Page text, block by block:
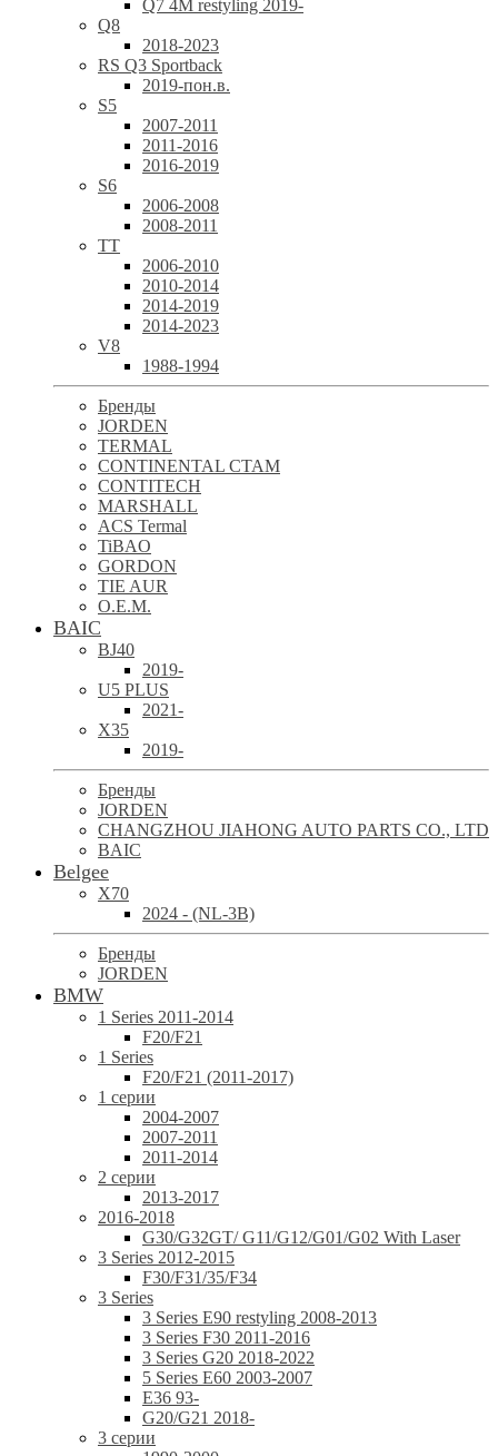
Q7 4M restyling 2019-
Q8
2018-2023
RS Q3 Sportback
2019-пон.в.
S5
2007-2011
2011-2016
2016-2019
S6
2006-2008
2008-2011
TT
2006-2010
2010-2014
2014-2019
2014-2023
V8
1988-1994
Бренды
JORDEN
TERMAL
CONTINENTAL CTAM
CONTITECH
MARSHALL
ACS Termal
TiBAO
GORDON
TIE AUR
O.E.M.
BAIC
BJ40
2019-
U5 PLUS
2021-
X35
2019-
Бренды
JORDEN
CHANGZHOU JIAHONG AUTO PARTS CO., LTD
BAIC
Belgee
X70
2024 - (NL-3B)
Бренды
JORDEN
BMW
1 Series 2011-2014
F20/F21
1 Series
F20/F21 (2011-2017)
1 серии
2004-2007
2007-2011
2011-2014
2 серии
2013-2017
2016-2018
G30/G32GT/ G11/G12/G01/G02 With Laser
3 Series 2012-2015
F30/F31/35/F34
3 Series
3 Series E90 restyling 2008-2013
3 Series F30 2011-2016
3 Series G20 2018-2022
5 Series E60 2003-2007
E36 93-
G20/G21 2018-
3 серии